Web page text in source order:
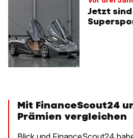
Jetzt
Mit FinanceScout24
Prämien vergleichen